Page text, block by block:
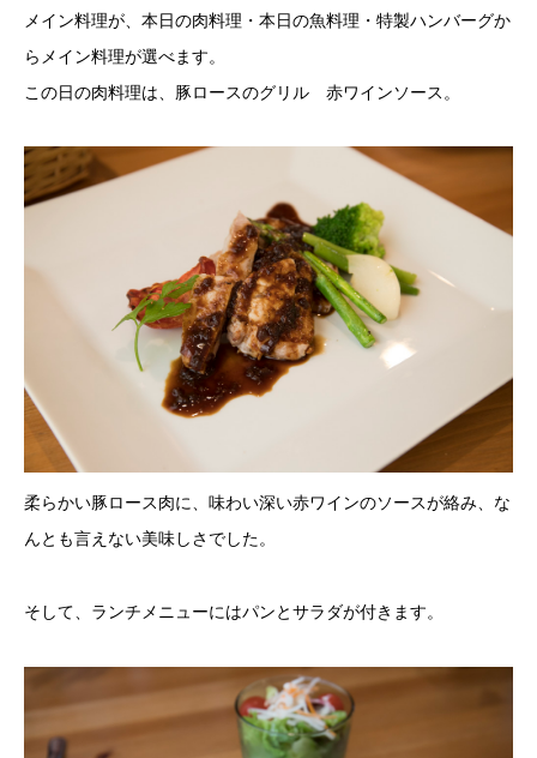
メイン料理が、本日の肉料理・本日の魚料理・特製ハンバーグか
らメイン料理が選べます。
この日の肉料理は、豚ロースのグリル 赤ワインソース。
柔らかい豚ロース肉に、味わい深い赤ワインのソースが絡み、な
んとも言えない美味しさでした。
そして、ランチメニューにはパンとサラダが付きます。